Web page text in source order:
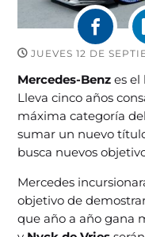
JUEVES 12 DE
Mercedes-Benzes el
Lleva cinco años
máxima categoría
sumar un nuevo
busca nuevos
Mercedes
objetivo de
que año a año gana